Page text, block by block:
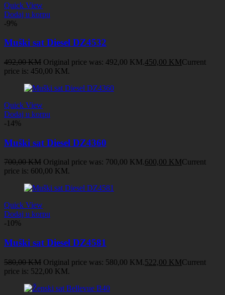
Quick View
Dodaj u korpu
-9%
Muški sat Diesel DZ4532
492,00KM Original price was: 492,00 KM.450,00 KMCurrent
price is: 450,00 KM.
Quick View
Dodaj u korpu
-14%
Muški sat Diesel DZ4360
700,00KM Original price was: 700,00 KM.600,00 KMCurrent
price is: 600,00 KM.
Quick View
Dodaj u korpu
-10%
Muški sat Diesel DZ4581
580,00KM Original price was: 580,00 KM.522,00 KMCurrent
price is: 522,00 KM.